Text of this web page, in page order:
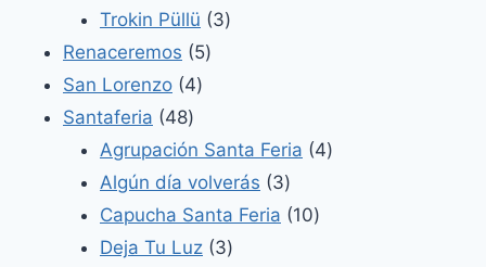
Trokin Püllü 33
Renaceremos 55
San Lorenzo 44
Santaferia 4848
productos
Agrupación Santa Feria 44
Algún día volverás 33
productos
Capucha Santa Feria 1010
Deja Tu Luz 33